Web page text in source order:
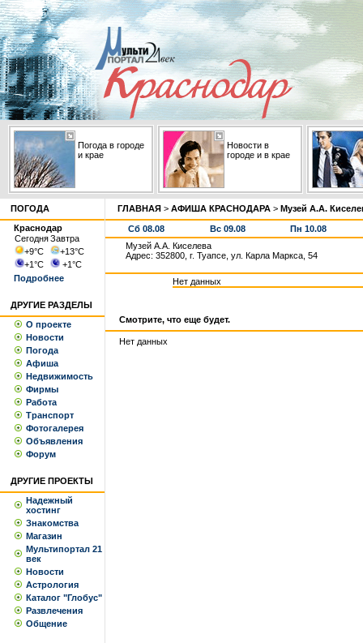
Погода в городе
и крае
Новости в
городе и в крае
ПОГОДА
Краснодар
СегодняЗавтра
+9°С +13°С
+1°С +1°С
Подробнее
ДРУГИЕ РАЗДЕЛЫ
О проекте
Новости
Погода
Афиша
Недвижимость
Фирмы
Работа
Транспорт
Фотогалерея
Объявления
Форум
ДРУГИЕ ПРОЕКТЫ
Надежный
хостинг
Знакомства
Магазин
Мультипортал 21
век
Новости
Астрология
Каталог "Глобус"
Развлечения
Общение
ГЛАВНАЯ > АФИША КРАСНОДАРА > Музей А.А.
Сб 08.08 Вс 09.08
Пн 10.08
Музей А.А. Киселева
Адрес: 352800, г. Туапсе, ул. Карла Маркса, 54
Нет данных
Смотрите, что еще будет.
Нет данных